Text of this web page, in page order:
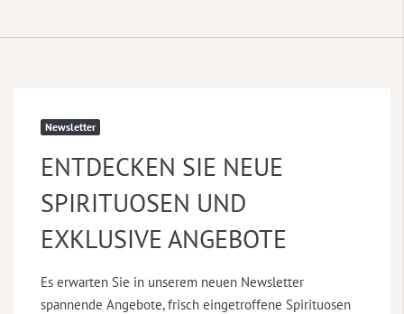
Newsletter
ENTDECKEN SIE NEUE
SPIRITUOSEN UND
EXKLUSIVE ANGEBOTE
Es erwarten Sie in unserem neuen Newsletter
spannende Angebote, frisch eingetroffene Spirituosen